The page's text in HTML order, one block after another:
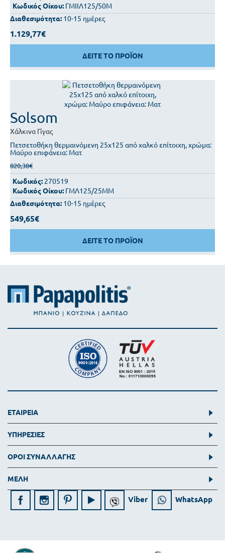
Κωδικός Οίκου: ΓΜΙΙΛ125/50Μ
Διαθεσιμότητα: 10-15 ημέρες
1.129,77€
ΔΕΙΤΕ ΤΟ ΠΡΟΪΟΝ
Solsom
Χάλκινα Γίγας
Πετσετοθήκη θερμαινόμενη 25x125 από χαλκό επίτοιχη, χρώμα:
Μαύρο επιφάνεια: Ματ
820,38€
Κωδικός: 270519
Κωδικός Οίκου: ΓΜΛ125/25ΜΜ
Διαθεσιμότητα: 10-15 ημέρες
549,65€
ΔΕΙΤΕ ΤΟ ΠΡΟΪΟΝ
ΕΤΑΙΡΕΙΑ
ΥΠΗΡΕΣΙΕΣ
ΟΡΟΙ ΣΥΝΑΛΛΑΓΗΣ
ΜΕΛΗ
Viber WhatsApp